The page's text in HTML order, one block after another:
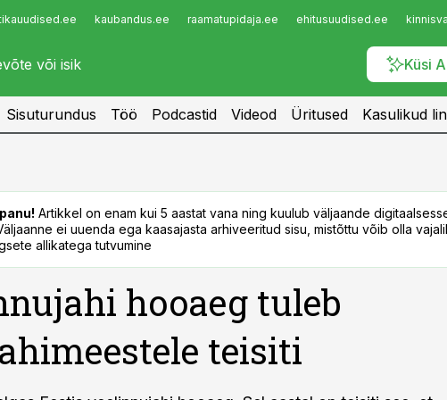
kaubandus.ee raamatupidaja.ee ehitusuudised.ee
Küsi
Infopank
Sisuturundus Töö Podcastid Videod Üritused Kasulikud
Artikkel on enam kui 5 aastat vana ning kuulub väljaande
ei uuenda ega kaasajasta arhiveeritud sisu, mistõttu võib olla
allikatega tutvumine
hooaeg tuleb
teisiti